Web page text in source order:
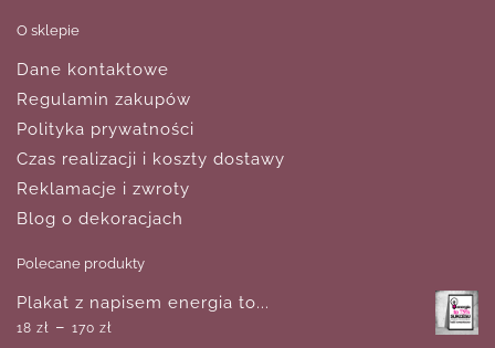
O sklepie
Dane kontaktowe
Regulamin zakupów
Polityka prywatności
Czas realizacji i koszty dostawy
Reklamacje i zwroty
Blog o dekoracjach
Polecane produkty
Plakat z napisem energia to...
18 zł – 170 zł